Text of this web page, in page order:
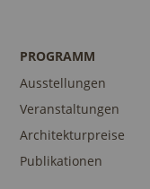
PROGRAMM
Ausstellungen
Veranstaltungen
Architekturpreise
Publikationen